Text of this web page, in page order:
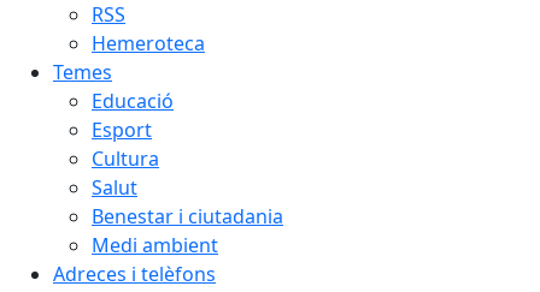
RSS
Hemeroteca
Temes
Educació
Esport
Cultura
Salut
Benestar i ciutadania
Medi ambient
Adreces i telèfons